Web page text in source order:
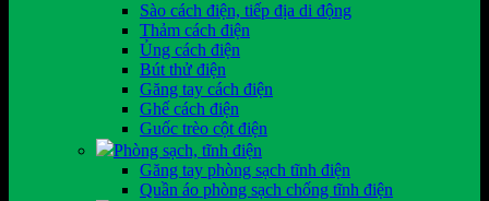
Sào cách điện, tiếp địa di động
Thảm cách điện
Ủng cách điện
Bút thử điện
Găng tay cách điện
Ghế cách điện
Guốc trèo cột điện
Phòng sạch, tĩnh điện
Găng tay phòng sạch tĩnh điện
Quần áo phòng sạch chống tĩnh điện